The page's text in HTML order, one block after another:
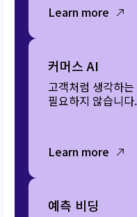
Learn more
커머스 AI
고객처럼 생각하
필요하지 않습니다.
Learn more
예측 비딩